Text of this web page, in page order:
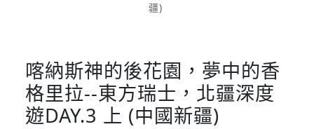
疆)
喀納斯神的後花園，夢中的香
格里拉--東方瑞士，北疆深度
遊DAY.3 上 (中國新疆)